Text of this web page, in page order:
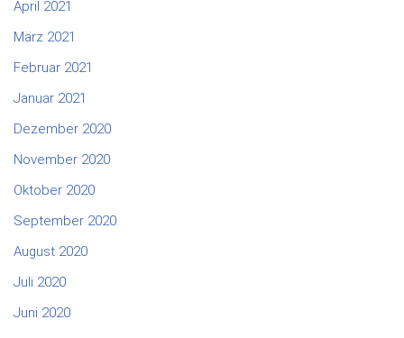
April 2021
März 2021
Februar 2021
Januar 2021
Dezember 2020
November 2020
Oktober 2020
September 2020
August 2020
Juli 2020
Juni 2020